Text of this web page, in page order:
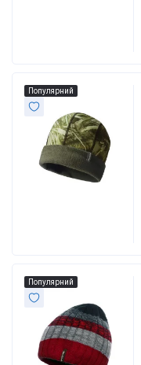
Популярний
Популярний